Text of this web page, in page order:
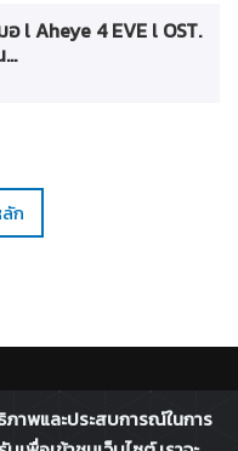
l Aheye 4 EVE l OST.
ก
Thai Television
ภาพและประสบการณ์ในการ